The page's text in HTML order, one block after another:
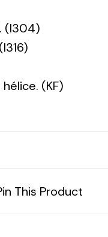
(I304)
(KF)
This Product